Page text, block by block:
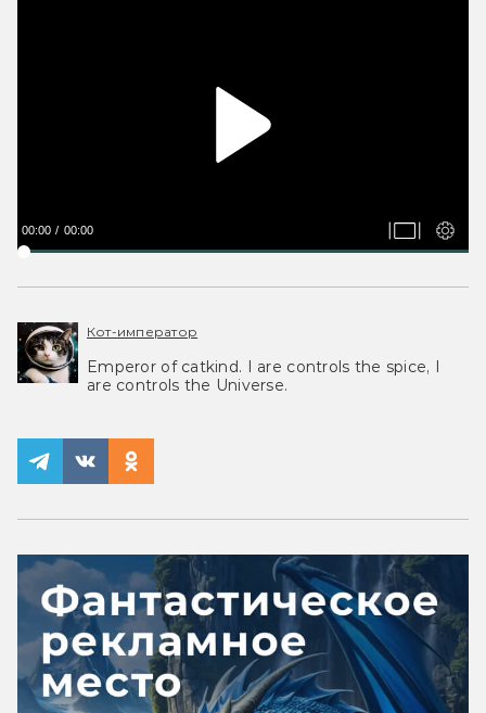
00:00 00:00
Кот-император
Emperor of catkind. I are controls the spice, I
are controls the Universe.